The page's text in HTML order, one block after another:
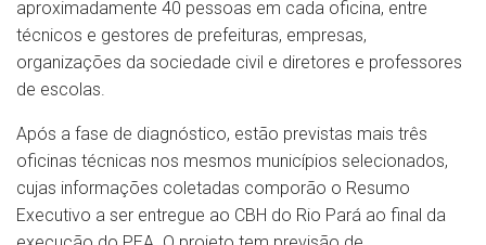
aproximadamente 40 pessoas em cada oficina, entre
técnicos e gestores de prefeituras, empresas,
organizações da sociedade civil e diretores e professores
de escolas.
Após a fase de diagnóstico, estão previstas mais três
oficinas técnicas nos mesmos municípios selecionados,
cujas informações coletadas comporão o Resumo
Executivo a ser entregue ao CBH do Rio Pará ao final da